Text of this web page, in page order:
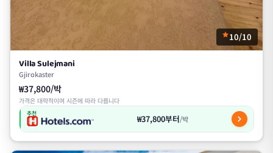
10/10
Villa Sulejmani
Gjirokaster
₩37,800/박
가격은 대략적이며 시즌에 따라 다릅니다
추천 ₩37,800부터/박